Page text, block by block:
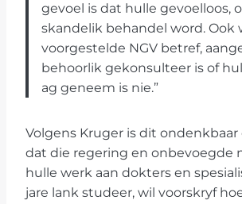
gevoel is dat hulle gevoelloos,
skandelik behandel word. Ook
voorgestelde NGV betref,
behoorlik gekonsulteer is of
ag geneem is nie.”
Volgens Kruger is dit
dat die regering en onbevoegde
hulle werk aan dokters en
jare lank studeer, wil voorskryf